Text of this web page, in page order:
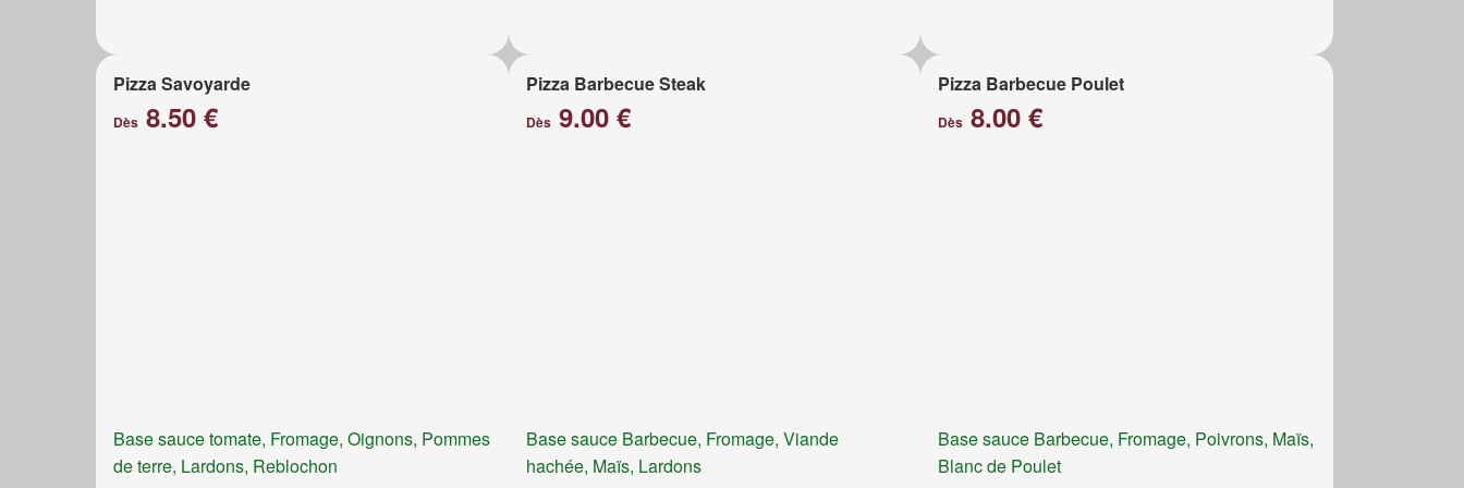
Pizza Savoyarde
Dès 8.50 €
Base sauce tomate, Fromage, Oignons, Pommes
de terre, Lardons, Reblochon
Pizza Barbecue Steak
Dès9.00 €
Base sauce Barbecue, Fromage, Viande
hachée, Maïs, Lardons
Pizza Barbecue Poulet
Dès 8.00 €
Base sauce Barbecue, Fromage, Poivrons, Maïs,
Blanc de Poulet